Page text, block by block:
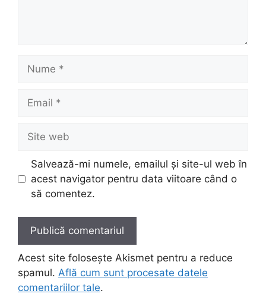
Nume
Email
Site
web
Salvează-mi numele, emailul și site-ul web în
acest navigator pentru data viitoare când o
să comentez.
Acest site folosește Akismet pentru a reduce
spamul. Află cum sunt procesate datele
comentariilor tale.